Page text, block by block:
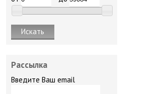
Рассылка
Введите Ваш email